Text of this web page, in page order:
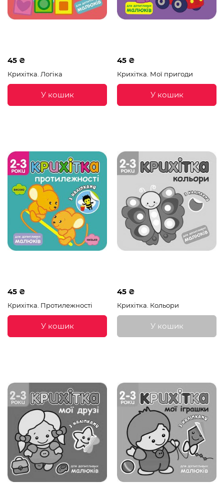
45 ₴
Крихітка. Логіка
У кошик
45 ₴
Крихітка. Мої пригоди
У кошик
45 ₴
Крихітка. Протилежності
У кошик
45 ₴
Крихітка. Кольори
У кошик